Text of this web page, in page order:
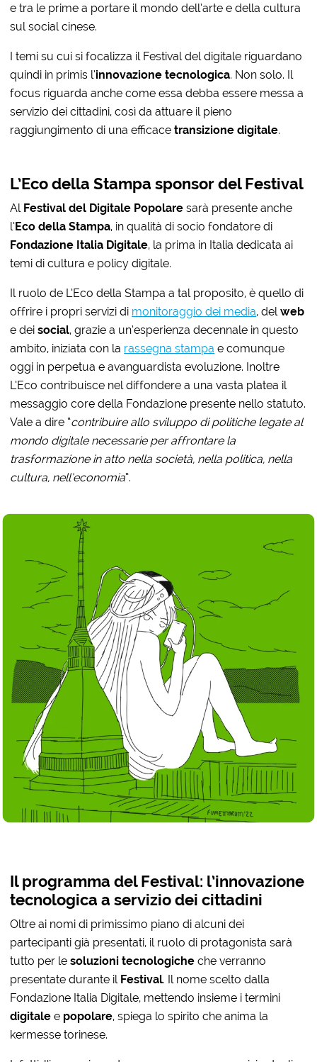
e tra le prime a portare il mondo dell’arte e della cultura
sul social cinese.
I temi su cui si focalizza il Festival del digitale riguardano
quindi in primis l’innovazione tecnologica. Non solo. Il
focus riguarda anche come essa debba essere messa a
servizio dei cittadini, così da attuare il pieno
raggiungimento di una efficacetransizione digitale.
L’Eco della Stampa sponsor del Festival
Al Festival del Digitale Popolare sarà presente anche
l’Eco della Stampa, in qualità di socio fondatore di
Fondazione Italia Digitale, la prima in Italia dedicata ai
temi di cultura e policy digitale.
Il ruolo de L’Eco della Stampa a tal proposito, è quello di
offrire i propri servizi di monitoraggio dei media, delweb
e deisocial, grazie a un’esperienza decennale in questo
ambito, iniziata con la rassegna stampa e comunque
oggi in perpetua e avanguardista evoluzione. Inoltre
L’Eco contribuisce nel diffondere a una vasta platea il
messaggio core della Fondazione presente nello statuto.
Vale a dire “contribuire allo sviluppo di politiche legate al
mondo digitale necessarie per affrontare la
trasformazione in atto nella società, nella politica, nella
cultura, nell’economia”.
Il programma del Festival: l’innovazione
tecnologica a servizio dei cittadini
Oltre ai nomi di primissimo piano di alcuni dei
partecipanti già presentati, il ruolo di protagonista sarà
tutto per lesoluzioni tecnologiche che verranno
presentate durante il Festival. Il nome scelto dalla
Fondazione Italia Digitale, mettendo insieme i termini
digitale e popolare, spiega lo spirito che anima la
kermesse torinese.